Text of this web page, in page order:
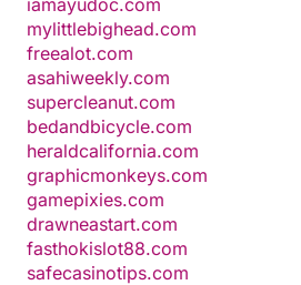
iamayudoc.com
mylittlebighead.com
freealot.com
asahiweekly.com
supercleanut.com
bedandbicycle.com
heraldcalifornia.com
graphicmonkeys.com
gamepixies.com
drawneastart.com
fasthokislot88.com
safecasinotips.com